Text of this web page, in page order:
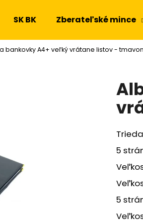
SK BK Zberateľské mince
bankovky A4+ veľký vrátane listov -
5
5
Čo potrebujete nájsť?